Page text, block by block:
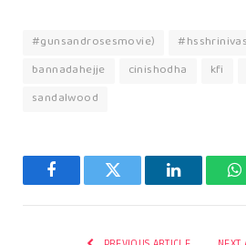
#gunsandrosesmovie)
bannadahejje
cinishodha kfi
sandalwood
FacebookTwitter LinkedIn